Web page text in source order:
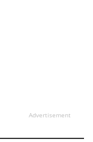
Advertisement